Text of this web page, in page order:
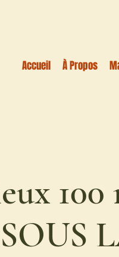
Accueil À Propos
SOUS